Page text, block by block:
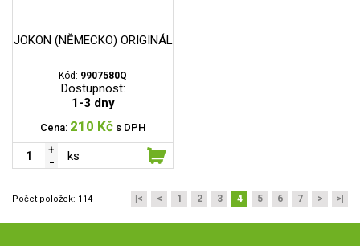
JOKON (NĚMECKO) ORIGINÁL
Kód: 9907580Q
Dostupnost:
1-3 dny
Cena: 210 Kč s DPH
ks
Počet položek: 114 |< < 1 2 3 4 5 6 7 > >|